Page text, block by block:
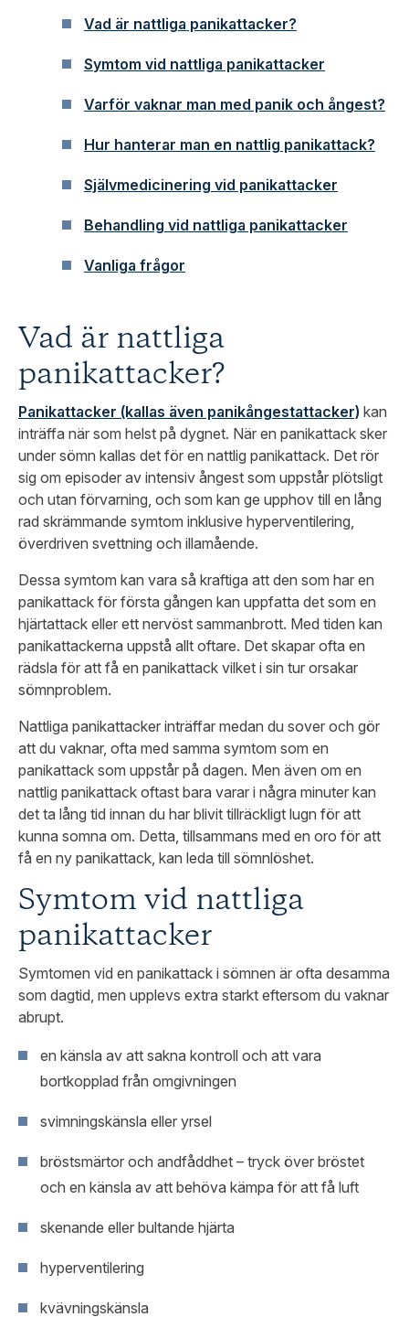
Vad är nattliga panikattacker?
Symtom vid nattliga panikattacker
Varför vaknar man med panik och ångest?
Hur hanterar man en nattlig panikattack?
Självmedicinering vid panikattacker
Behandling vid nattliga panikattacker
Vanliga frågor
Vad är nattliga
panikattacker?
Panikattacker (kallas även panikångestattacker) kan
inträffa när som helst på dygnet. När en panikattack sker
under sömn kallas det för en nattlig panikattack. Det rör
sig om episoder av intensiv ångest som uppstår plötsligt
och utan förvarning, och som kan ge upphov till en lång
rad skrämmande symtom inklusive hyperventilering
överdriven svettning och illamående.
Dessa symtom kan vara så kraftiga att den som har en
panikattack för första gången kan uppfatta det som en
hjärtattack eller ett nervöst sammanbrott. Med tiden kan
panikattackerna uppstå allt oftare. Det skapar ofta en
rädsla för att få en panikattack vilket i sin tur orsakar
sömnproblem.
Nattliga panikattacker inträffar medan du sover och gör
att du vaknar, ofta med samma symtom som en
panikattack som uppstår på dagen. Men även om en
nattlig panikattack oftast bara varar i några minuter kan
det ta lång tid innan du har blivit tillräckligt lugn för att
kunna somna om. Detta, tillsammans med en oro för att
få en ny panikattack, kan leda till sömnlöshet.
Symtom vid nattliga
panikattacker
Symtomen vid en panikattack i sömnen är ofta desamma
som dagtid, men upplevs extra starkt eftersom du vaknar
abrupt.
en känsla av att sakna kontroll och att vara
bortkopplad från omgivningen
svimningskänsla eller yrsel
bröstsmärtor och andfåddhet – tryck över bröstet
och en känsla av att behöva kämpa för att få luft
skenande eller bultande hjärta
hyperventilering
kvävningskänsla